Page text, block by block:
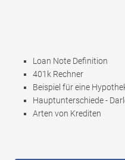
Loan Note Definition
401k Rechner
Beispiel für eine
Hauptunterschiede -
Arten von Krediten